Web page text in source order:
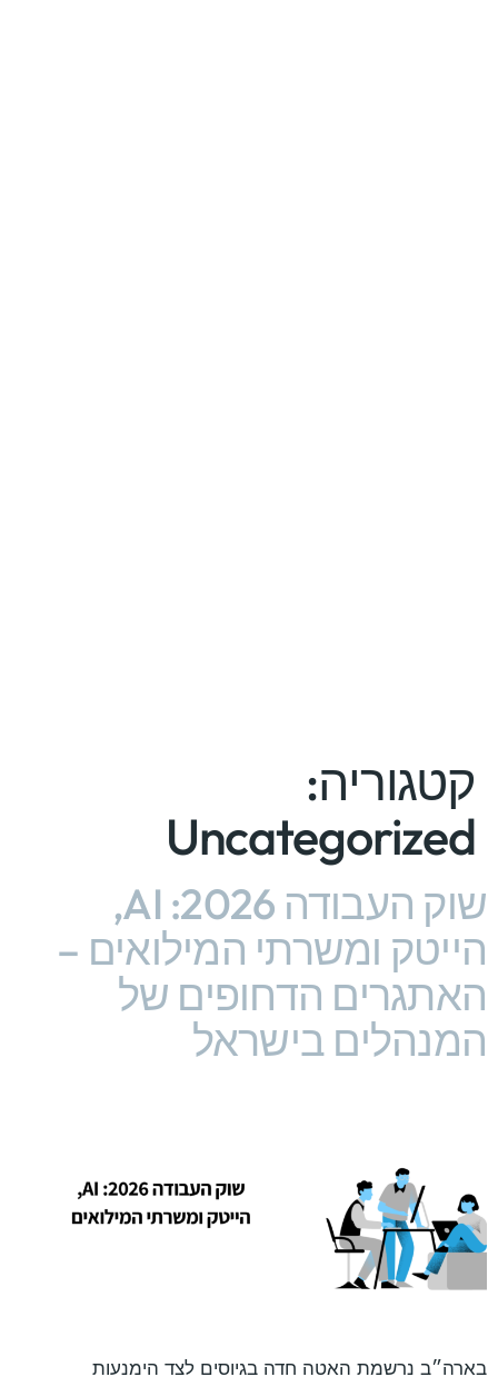
קטגוריה:
Uncategorized
שוק העבודה 2026: AI,
הייטק ומשרתי המילואים –
האתגרים הדחופים של
המנהלים בישראל
בארה״ב נרשמת האטה חדה בגיוסים לצד הימנעות